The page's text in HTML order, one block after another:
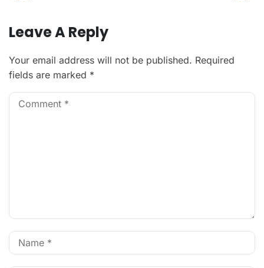
Leave A Reply
Your email address will not be published. Required
fields are marked *